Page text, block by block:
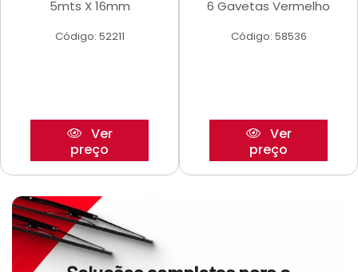
5mts X 16mm
Código: 52211
Ver
preço
6 Gavetas Vermelho
Código: 58536
Ver
preço